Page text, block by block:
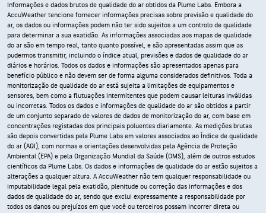
Informações e dados brutos de qualidade do ar obtidos da Plume Labs. Embora a
AccuWeather tencione fornecer informações precisas sobre previsão e qualidade do
ar, os dados ou informações podem não ter sido sujeitos a um controlo de qualidade
para determinar a sua exatidão. As informações associadas aos mapas de qualidade
do ar são em tempo real, tanto quanto possível, e são apresentadas assim que as
pudermos transmitir, incluindo o índice atual, previsões e dados de qualidade do ar
diários e horários. Todos os dados e informações são apresentados apenas para
benefício público e não devem ser de forma alguma considerados definitivos. Toda a
monitorização de qualidade do ar está sujeita a limitações de equipamentos e
sensores, bem como a flutuações intermitentes que podem causar leituras inválidas
ou incorretas. Todos os dados e informações de qualidade do ar são obtidos a partir
de um conjunto separado de valores de dados de monitorização do ar, com base em
concentrações registadas dos principais poluentes diariamente. As medições brutas
são depois convertidas pela Plume Labs em valores associados ao Índice de qualidade
do ar (AQI), com normas e orientações desenvolvidas pela Agência de Proteção
Ambiental (EPA) e pela Organização Mundial da Saúde (OMS), além de outros estudos
científicos da Plume Labs. Os dados e informações de qualidade do ar estão sujeitos a
alterações a qualquer altura. A AccuWeather não tem qualquer responsabilidade ou
imputabilidade legal pela exatidão, plenitude ou correção das informações e dos
dados de qualidade do ar, sendo que exclui expressamente a responsabilidade por
todos os danos ou prejuízos em que você ou terceiros possam incorrer direta ou